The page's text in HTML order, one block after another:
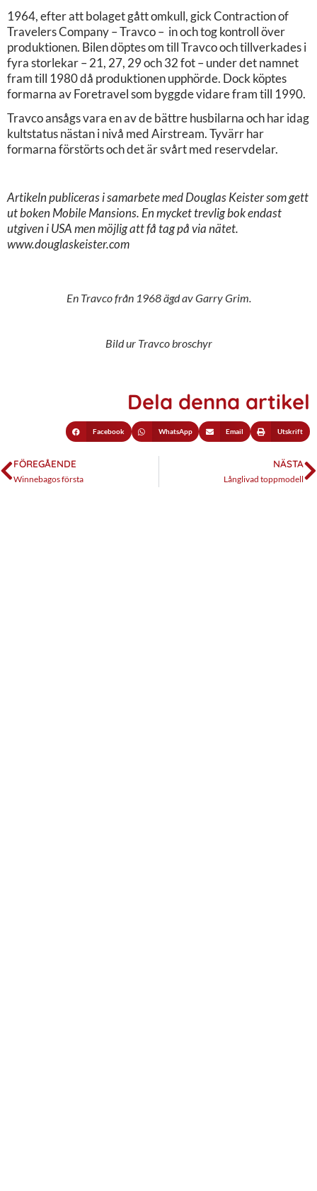
1964, efter att bolaget gått omkull, gick Contraction of
Travelers Company – Travco – in och tog kontroll över
produktionen. Bilen döptes om till Travco och tillverkades i
fyra storlekar – 21, 27, 29 och 32 fot – under det namnet
fram till 1980 då produktionen upphörde. Dock köptes
formarna av Foretravel som byggde vidare fram till 1990.
Travco ansågs vara en av de bättre husbilarna och har idag
kultstatus nästan i nivå med Airstream. Tyvärr har
formarna förstörts och det är svårt med reservdelar.
Artikeln publiceras i samarbete med Douglas Keister som gett
ut boken Mobile Mansions. En mycket trevlig bok endast
utgiven i USA men möjlig att få tag på via nätet.
www.douglaskeister.com
En Travco från 1968 ägd av Garry Grim.
Bild ur Travco broschyr
Dela denna artikel
Facebook WhatsApp Email Utskrift
FÖREGÅENDE
Winnebagos första
NÄSTA
Långlivad toppmodell